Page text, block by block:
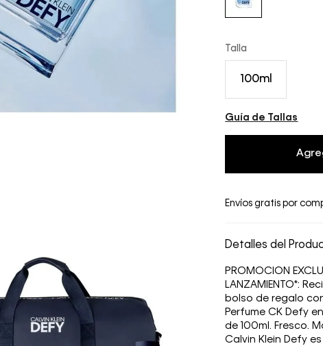
Talla
100ml
Guía de Tallas
Envíos gratis por
Detalles del
PROMOCION
LANZAMIENTO*:
bolso de regalo
Perfume CK Defy
de 100ml. Fresco.
Calvin Klein Defy